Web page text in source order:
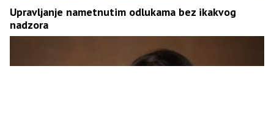
Upravljanje nametnutim odlukama bez ikakvog
nadzora